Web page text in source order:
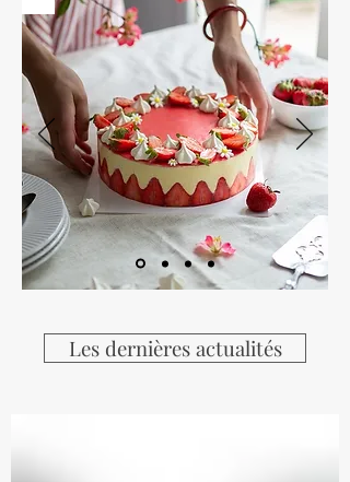
Les dernières actualités